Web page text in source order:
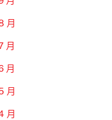
月
月
月
月
月